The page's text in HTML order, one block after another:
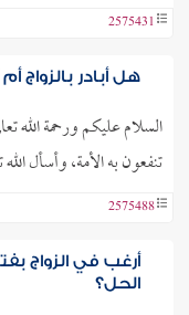
2575431
هل أبادر بالزواج
السلام عليكم ورحمة الله
تنفعون به الأمة، وأسأل
2575488
أرغب في الزواج
الحل؟